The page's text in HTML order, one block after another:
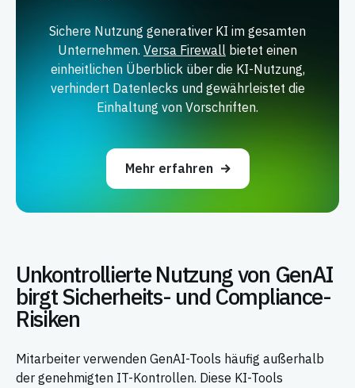
Sichere Nutzung generativer KI im gesamten
Unternehmen. Versa Firewall bietet einen
einheitlichen Überblick über die KI-Nutzung,
verhindert Datenlecks und gewährleistet die
Einhaltung von Vorschriften.
Mehr erfahren
Unkontrollierte Nutzung von GenAI
birgt Sicherheits- und Compliance-
Risiken
Mitarbeiter verwenden GenAI-Tools häufig außerhalb
der genehmigten IT-Kontrollen. Diese KI-Tools